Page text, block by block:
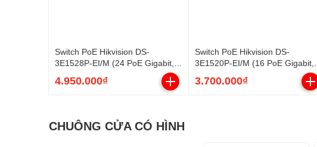
Switch PoE Hikvision DS-
3E1528P-EI/M (24 PoE Gigabit, 2
uplink Gigabit, 2 SFP, 230W)
4.950.000₫
Switch PoE Hikvision DS-
3E1520P-EI/M (16 PoE Gigabit, 2
uplink Gigabit, 2 SFP, 125W)
3.700.000₫
CHUÔNG CỬA CÓ HÌNH